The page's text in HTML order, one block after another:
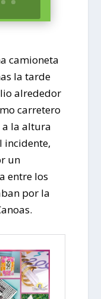
camioneta
la tarde
alrededor
carretero
a la altura
incidente,
un
entre los
por la